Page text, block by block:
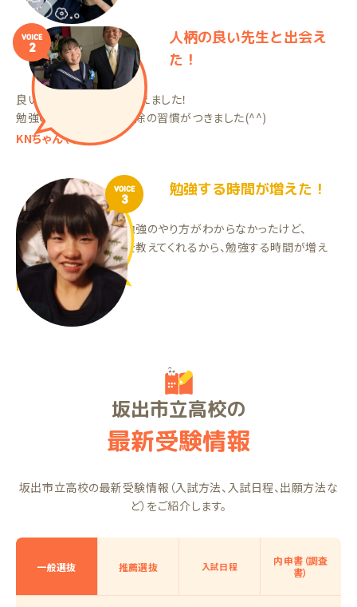
VOICE
2
人柄の良い先生と出会え
た！
良い人柄の先生との出会えました！
勉強の習慣と、部屋の掃除の習慣がつきました(^^)
KNちゃん（中3）
VOICE
3
勉強する時間が増えた！
家庭教師をやる前は、勉強のやり方がわからなかったけど、
今はわからないところを教えてくれるから、勉強する時間が増え
た。
MMちゃん（中1）
坂出市立高校の
最新受験情報
坂出市立高校の最新受験情報（入試方法、入試日程、出願方法な
ど）をご紹介します。
一般選抜 推薦選抜 入試日程
内申書（調査
書）